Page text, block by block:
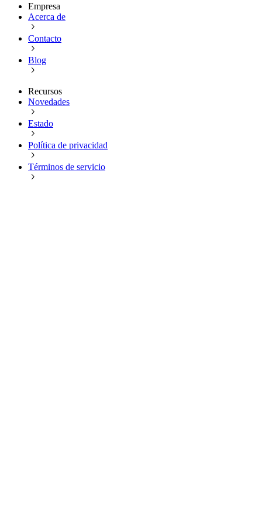
Empresa
Acerca de
Contacto
Blog
Recursos
Novedades
Estado
Política de privacidad
Términos de servicio